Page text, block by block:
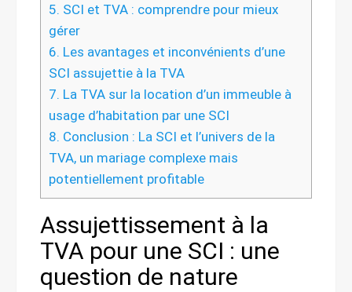
5. SCI et TVA : comprendre pour mieux
gérer
6. Les avantages et inconvénients d’une
SCI assujettie à la TVA
7. La TVA sur la location d’un immeuble à
usage d’habitation par une SCI
8. Conclusion : La SCI et l’univers de la
TVA, un mariage complexe mais
potentiellement profitable
Assujettissement à la
TVA pour une SCI : une
question de nature